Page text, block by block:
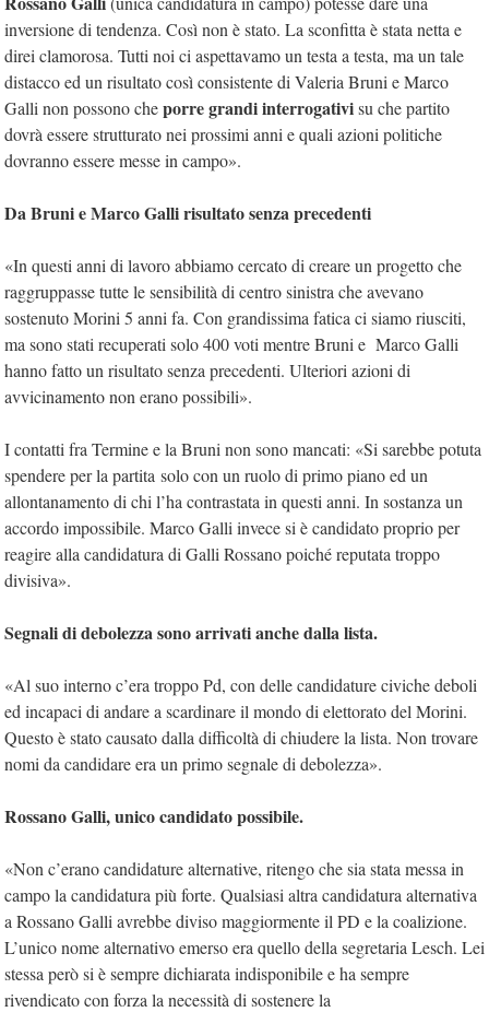
inversione di tendenza. Così non è stato. La sconfitta è stata netta e
direi clamorosa. Tutti noi ci aspettavamo un testa a testa, ma un tale
distacco ed un risultato così consistente di Valeria Bruni e Marco
Galli non possono cheporre grandi interrogativisu che partito
dovrà essere strutturato nei prossimi anni e quali azioni politiche
dovranno essere messe in campo».
Da Bruni e Marco Galli risultato senza precedenti
«In questi anni di lavoro abbiamo cercato di creare un progetto che
raggruppasse tutte le sensibilità di centro sinistra che avevano
sostenuto Morini 5 anni fa. Con grandissima fatica ci siamo riusciti,
ma sono stati recuperati solo 400 voti mentre Bruni e Marco Galli
hanno fatto un risultato senza precedenti. Ulteriori azioni di
avvicinamento non erano possibili».
I contatti fra Termine e la Bruni non sono mancati: «Si sarebbe potuta
spendere per la partita solo con un ruolo di primo piano ed un
allontanamento di chi l’ha contrastata in questi anni. In sostanza un
accordo impossibile. Marco Galli invece si è candidato proprio per
reagire alla candidatura di Galli Rossano poiché reputata troppo
divisiva».
Segnali di debolezza sono arrivati anche dalla lista.
«Al suo interno c’era troppo Pd, con delle candidature civiche deboli
ed incapaci di andare a scardinare il mondo di elettorato del Morini.
Questo è stato causato dalla difficoltà di chiudere la lista. Non trovare
nomi da candidare era un primo segnale di debolezza».
Rossano Galli, unico candidato possibile.
«Non c’erano candidature alternative, ritengo che sia stata messa in
campo la candidatura più forte. Qualsiasi altra candidatura alternativa
a Rossano Galli avrebbe diviso maggiormente il PD e la coalizione.
L’unico nome alternativo emerso era quello della segretaria Lesch. Lei
stessa però si è sempre dichiarata indisponibile e ha sempre
rivendicato con forza la necessità di sostenere la